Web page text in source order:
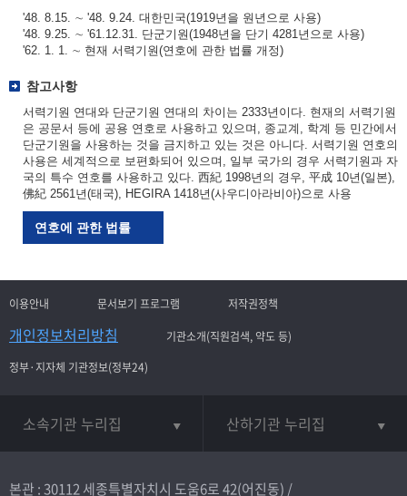
'48. 8.15. ∼ '48. 9.24. 대한민국(1919년을 원년으로 사용)
'48. 9.25. ∼ '61.12.31. 단군기원(1948년을 단기 4281년으로 사용)
'62. 1. 1. ∼ 현재 서력기원(연호에 관한 법률 개정)
참고사항
서력기원 연대와 단군기원 연대의 차이는 2333년이다. 현재의 서력기원
은 공문서 등에 공용 연호로 사용하고 있으며, 종교계, 학계 등 민간에서
단군기원을 사용하는 것을 금지하고 있는 것은 아니다. 서력기원 연호의
사용은 세계적으로 보편화되어 있으며, 일부 국가의 경우 서력기원과 자
국의 특수 연호를 사용하고 있다. 西紀 1998년의 경우, 平成 10년(일본),
佛紀 2561년(태국), HEGIRA 1418년(사우디아라비아)으로 사용
연호에 관한 법률
이용안내 문서보기 프로그램 저작권정책
개인정보처리방침
기관소개(직원검색, 약도 등)
정부·지자체 기관정보(정부24)
소속기관 누리집 산하기관 누리집
본관 : 30112 세종특별자치시 도움6로 42(어진동) /